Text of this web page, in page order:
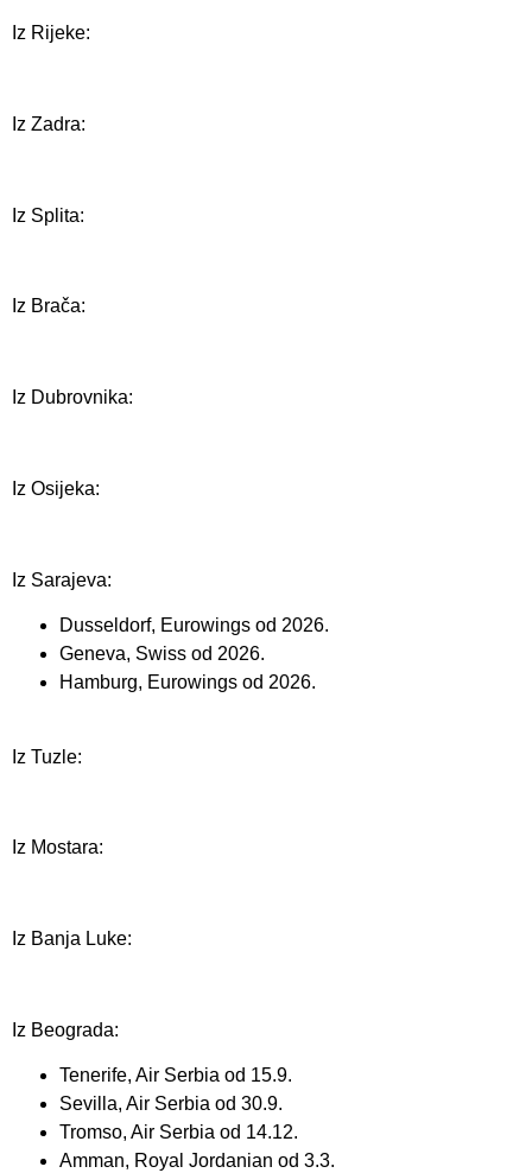
Iz Rijeke:
Iz Zadra:
Iz Splita:
Iz Brača:
Iz Dubrovnika:
Iz Osijeka:
Iz Sarajeva:
Dusseldorf, Eurowings od 2026.
Geneva, Swiss od 2026.
Hamburg, Eurowings od 2026.
Iz Tuzle:
Iz Mostara:
Iz Banja Luke:
Iz Beograda:
Tenerife, Air Serbia od 15.9.
Sevilla, Air Serbia od 30.9.
Tromso, Air Serbia od 14.12.
Amman, Royal Jordanian od 3.3.